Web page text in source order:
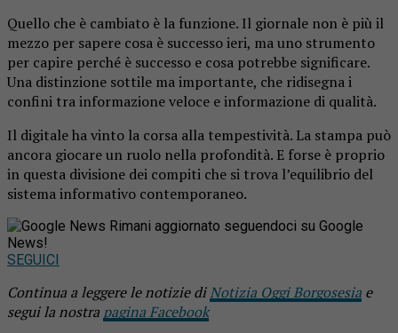
Quello che è cambiato è la funzione. Il giornale non è più il
mezzo per sapere cosa è successo ieri, ma uno strumento
per capire perché è successo e cosa potrebbe significare.
Una distinzione sottile ma importante, che ridisegna i
confini tra informazione veloce e informazione di qualità.
Il digitale ha vinto la corsa alla tempestività. La stampa può
ancora giocare un ruolo nella profondità. E forse è proprio
in questa divisione dei compiti che si trova l’equilibrio del
sistema informativo contemporaneo.
Rimani aggiornato seguendoci su Google
News!
SEGUICI
Continua a leggere le notizie diNotizia Oggi Borgosesia e
segui la nostra pagina Facebook